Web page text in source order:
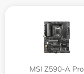
MSI Z590-A Pro